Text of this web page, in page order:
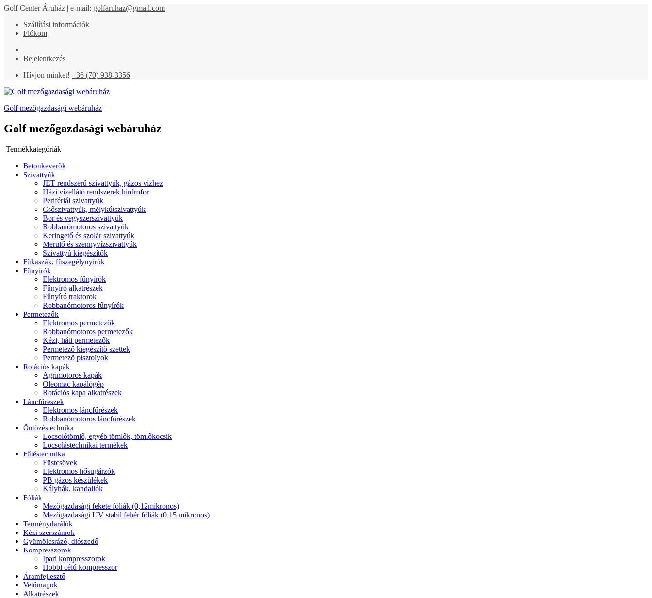
Golf Center Áruház | e-mail: golfaruhaz@gmail.com
Szállítási információk
Fiókom
Bejelentkezés
Hívjon minket! +36 (70) 938-3356
Golf mezőgazdasági webáruház
Golf mezőgazdasági webáruház
Termékkategóriák
Betonkeverők
Szivattyúk
JET rendszerű szivattyúk, gázos vízhez
Házi vízellátó rendszerek,hirdrofor
Perifériál szivattyúk
Csőszivattyúk, mélykútszivattyúk
Bor és vegyszerszivattyúk
Robbanómotoros szivattyúk
Keringető és szolár szivattyúk
Merülő és szennyvízszivattyúk
Szivattyú kiegészítők
Fűkaszák, fűszegélynyírók
Fűnyírók
Elektromos fűnyírók
Fűnyíró alkatrészek
Fűnyíró traktorok
Robbanómotoros fűnyírók
Permetezők
Elektromos permetezők
Robbanómotoros permetezők
Kézi, háti permetezők
Permetező kiegészítő szettek
Permetező pisztolyok
Rotációs kapák
Agrimotoros kapák
Oleomac kapálógép
Rotációs kapa alkatrészek
Láncfűrészek
Elektromos láncfűrészek
Robbanómotoros láncfűrészek
Öntözéstechnika
Locsolótömlő, egyéb tömlők, tömlőkocsik
Locsolástechnikai termékek
Fűtéstechnika
Füstcsövek
Elektromos hősugárzók
PB gázos készülékek
Kályhák, kandallók
Fóliák
Mezőgazdasági fekete fóliák (0,12mikronos)
Mezőgazdasági UV stabil fehér fóliák (0,15 mikronos)
Terménydarálók
Kézi szerszámok
Gyümölcsrázó, diószedő
Kompresszorok
Ipari kompresszorok
Hobbi célú kompresszor
Áramfejlesztő
Vetőmagok
Alkatrészek